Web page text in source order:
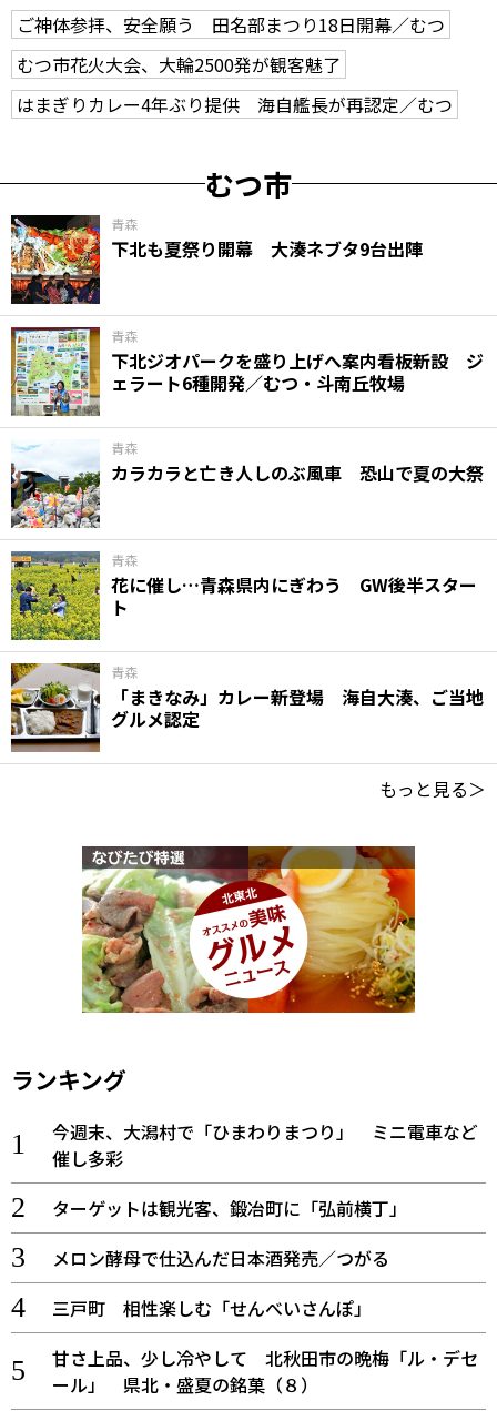
ご神体参拝、安全願う 田名部まつり18日開幕／むつ
むつ市花火大会、大輪2500発が観客魅了
はまぎりカレー4年ぶり提供 海自艦長が再認定／むつ
むつ市
青森
下北も夏祭り開幕 大湊ネブタ9台出陣
青森
下北ジオパークを盛り上げへ案内看板新設 ジ
ェラート6種開発／むつ・斗南丘牧場
青森
カラカラと亡き人しのぶ風車 恐山で夏の大祭
青森
花に催し…青森県内にぎわう GW後半スター
ト
青森
「まきなみ」カレー新登場 海自大湊、ご当地
グルメ認定
もっと見る＞
ランキング
今週末、大潟村で「ひまわりまつり」 ミニ電車など
催し多彩
ターゲットは観光客、鍛冶町に「弘前横丁」
メロン酵母で仕込んだ日本酒発売／つがる
三戸町 相性楽しむ「せんべいさんぽ」
甘さ上品、少し冷やして 北秋田市の晩梅「ル・デセ
ール」 県北・盛夏の銘菓（８）